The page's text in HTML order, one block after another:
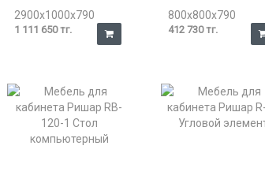
2900x1000x790
1 111 650 тг.
800x800x790
412 730 тг.